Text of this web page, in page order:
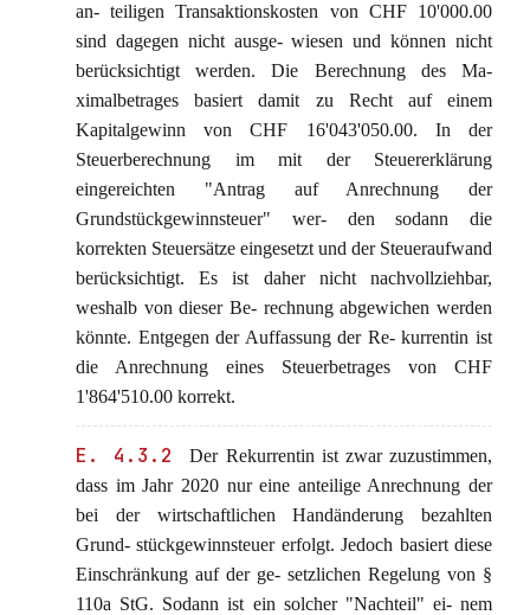
an- teiligen Transaktionskosten von CHF 10'000.00
sind dagegen nicht ausge- wiesen und können nicht
berücksichtigt werden. Die Berechnung des Ma-
ximalbetrages basiert damit zu Recht auf einem
Kapitalgewinn von CHF 16'043'050.00. In der
Steuerberechnung im mit der Steuererklärung
eingereichten "Antrag auf Anrechnung der
Grundstückgewinnsteuer" wer- den sodann die
korrekten Steuersätze eingesetzt und der Steueraufwand
berücksichtigt. Es ist daher nicht nachvollziehbar,
weshalb von dieser Be- rechnung abgewichen werden
könnte. Entgegen der Auffassung der Re- kurrentin ist
die Anrechnung eines Steuerbetrages von CHF
1'864'510.00 korrekt.
E. 4.3.2
Der Rekurrentin ist zwar zuzustimmen,
dass im Jahr 2020 nur eine anteilige Anrechnung der
bei der wirtschaftlichen Handänderung bezahlten
Grund- stückgewinnsteuer erfolgt. Jedoch basiert diese
Einschränkung auf der ge- setzlichen Regelung von §
110a StG. Sodann ist ein solcher "Nachteil" ei- nem